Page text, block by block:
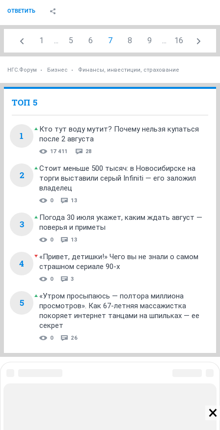
ОТВЕТИТЬ
1 ... 5 6 7 8 9 ... 16
НГС.Форум Бизнес Финансы, инвестиции, страхование
ТОП 5
1
Кто тут воду мутит? Почему нельзя купаться
после 2 августа
17 411 28
2
Стоит меньше 500 тысяч: в Новосибирске на
торги выставили серый Infiniti — его заложил
владелец
0 13
3
Погода 30 июля укажет, каким ждать август —
поверья и приметы
0 13
4
«Привет, детишки!» Чего вы не знали о самом
страшном сериале 90-х
0 3
5
«Утром просыпаюсь — полтора миллиона
просмотров». Как 67-летняя массажистка
покоряет интернет танцами на шпильках — ее
секрет
0 26